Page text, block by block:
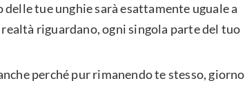
tue unghie sarà esattamente uguale a
riguardano, ogni singola parte del tuo
perché pur rimanendo te stesso, giorno